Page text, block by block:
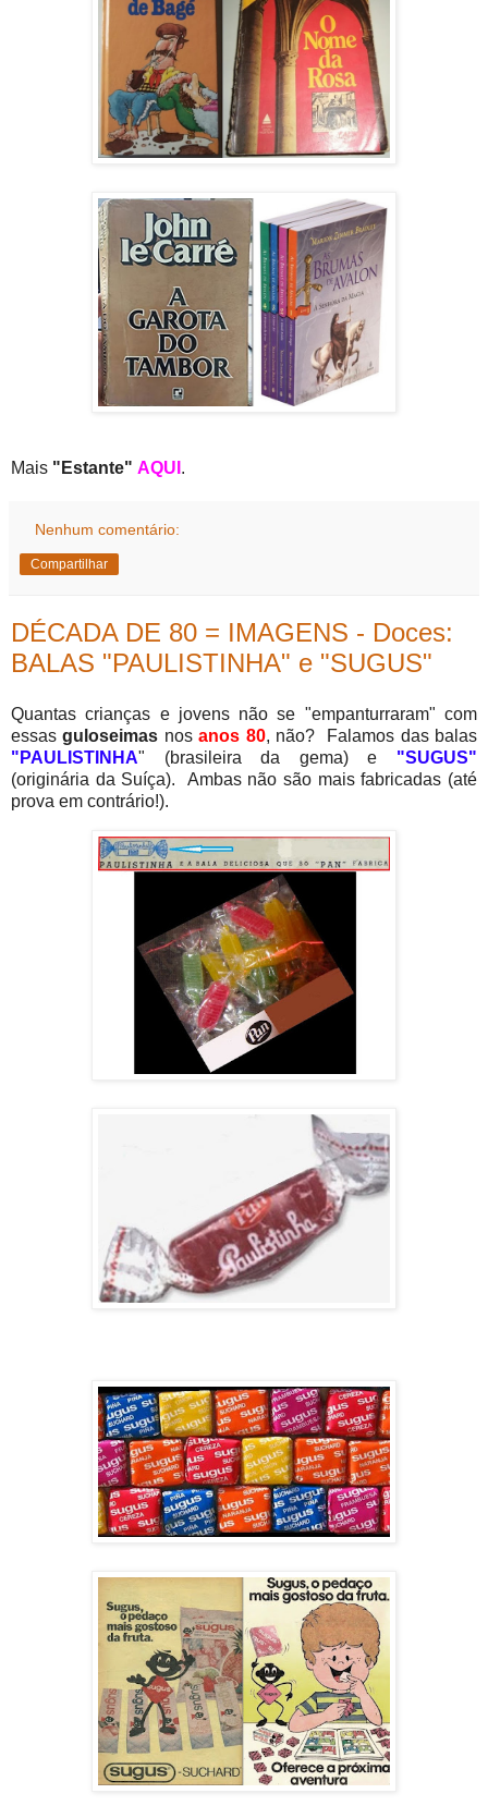
Mais "Estante" AQUI .
Nenhum comentário:
Compartilhar
DÉCADA DE 80 = IMAGENS - Doces:
BALAS "PAULISTINHA" e "SUGUS"
Quantas crianças e jovens não se "empanturraram" com
essasguloseimas nosanos 80, não? Falamos das balas
"PAULISTINHA" (brasileira da gema) e "SUGUS"
(originária da Suíça). Ambas não são mais fabricadas (até
prova em contrário!).